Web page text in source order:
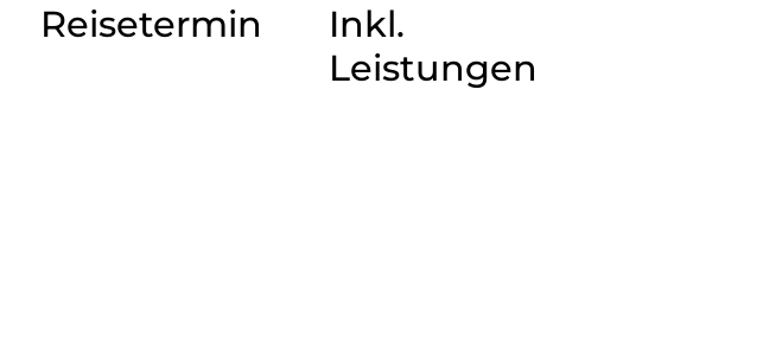
Reisetermin
Inkl.
Leistungen